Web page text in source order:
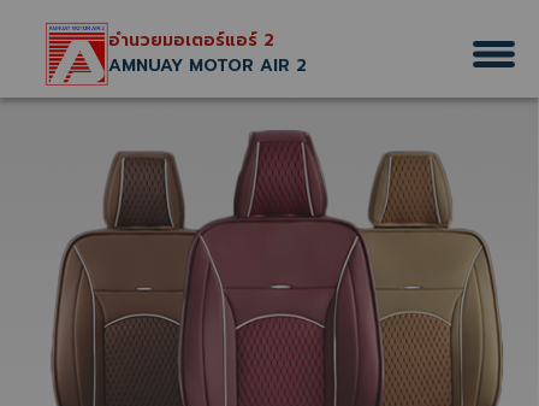
อำนวยมอเตอร์แอร์ 2
AMNUAY MOTOR AIR 2
Archives: บริการของเรา